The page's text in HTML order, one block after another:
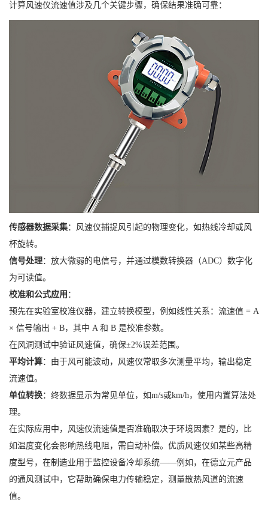
计算风速仪流速值涉及几个关键步骤，确保结果准确可靠：
传感器数据采集：风速仪捕捉风引起的物理变化，如热线冷却或风
杯旋转。
信号处理：放大微弱的电信号，并通过模数转换器（ADC）数字化
为可读值。
校准和公式应用 ：
预先在实验室校准仪器，建立转换模型，例如线性关系：流速值 = A
× 信号输出 + B，其中 A 和 B 是校准参数。
在风洞测试中验证风速值，确保±2%误差范围。
平均计算：由于风可能波动，风速仪常取多次测量平均，输出稳定
流速值。
单位转换：终数据显示为常见单位，如m/s或km/h，使用内置算法处
理。
在实际应用中，风速仪流速值是否准确取决于环境因素？是的，比
如温度变化会影响热线电阻，需自动补偿。优质风速仪如某些高精
度型号，在制造业用于监控设备冷却系统——例如，在德立元产品
的通风测试中，它帮助确保电力传输稳定，测量散热风道的流速
值。